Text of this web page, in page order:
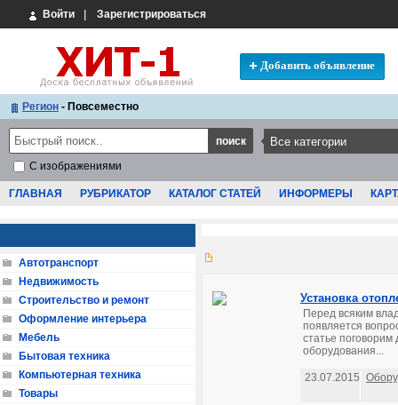
Войти Зарегистрироваться
Добавить объявление
Регион - Повсеместно
С изображениями
ГЛАВНАЯ РУБРИКАТОР КАТАЛОГ СТАТЕЙ ИНФОРМЕРЫ
Установка
Перед всяким
появляется
статье поговорим
оборудования...
23.07.2015
Автотранспорт
Недвижимость
Строительство и ремонт
Оформление интерьера
Мебель
Бытовая техника
Компьютерная техника
Товары